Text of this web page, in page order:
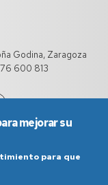
Godina, Zaragoza
600 813
mejorar su
para que